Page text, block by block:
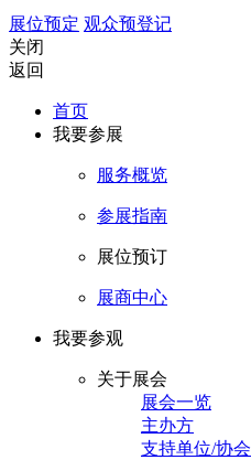
展位预定 观众预登记
关闭
返回
首页
我要参展
服务概览
参展指南
展位预订
展商中心
我要参观
关于展会
展会一览
主办方
支持单位/协会